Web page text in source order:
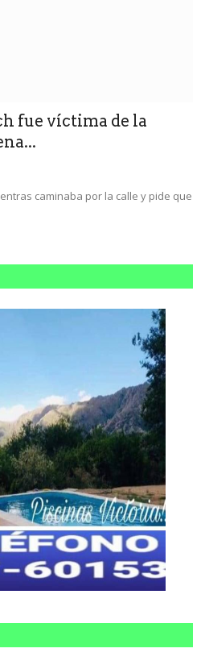
fue víctima de la
caminaba por la calle y pide que